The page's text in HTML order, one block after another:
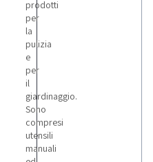
prodotti
per
la
pulizia
e
per
il
giardinaggio.
Sono
compresi
utensili
manuali